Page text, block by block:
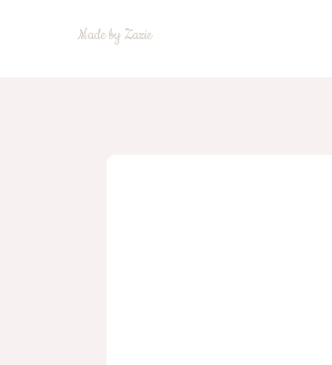
Made by Zazie